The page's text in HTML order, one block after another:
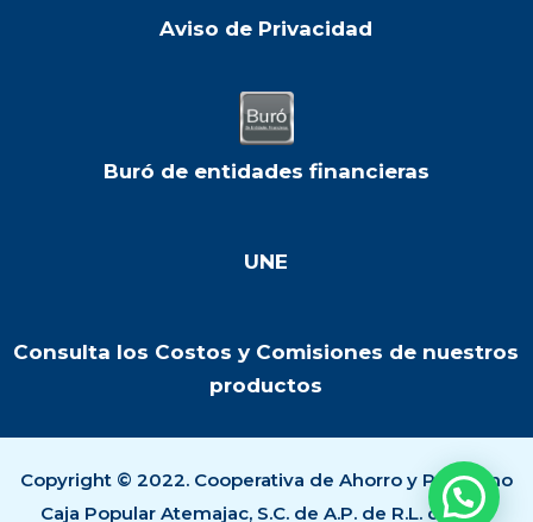
Aviso de Privacidad
Buró de entidades financieras
UNE
Consulta los Costos y Comisiones de nuestros
productos
Copyright © 2022. Cooperativa de Ahorro y Préstamo
Caja Popular Atemajac, S.C. de A.P. de R.L. de C.V..